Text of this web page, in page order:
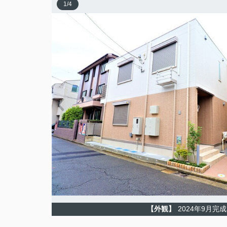
1/4
【外観】 2024年9月完